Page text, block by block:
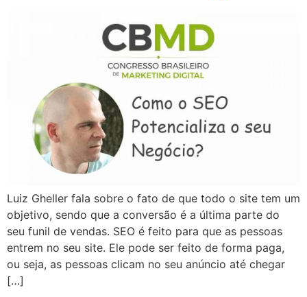
Luiz Gheller fala sobre o fato de que todo o site tem um
objetivo, sendo que a conversão é a última parte do
seu funil de vendas. SEO é feito para que as pessoas
entrem no seu site. Ele pode ser feito de forma paga,
ou seja, as pessoas clicam no seu anúncio até chegar
[…]